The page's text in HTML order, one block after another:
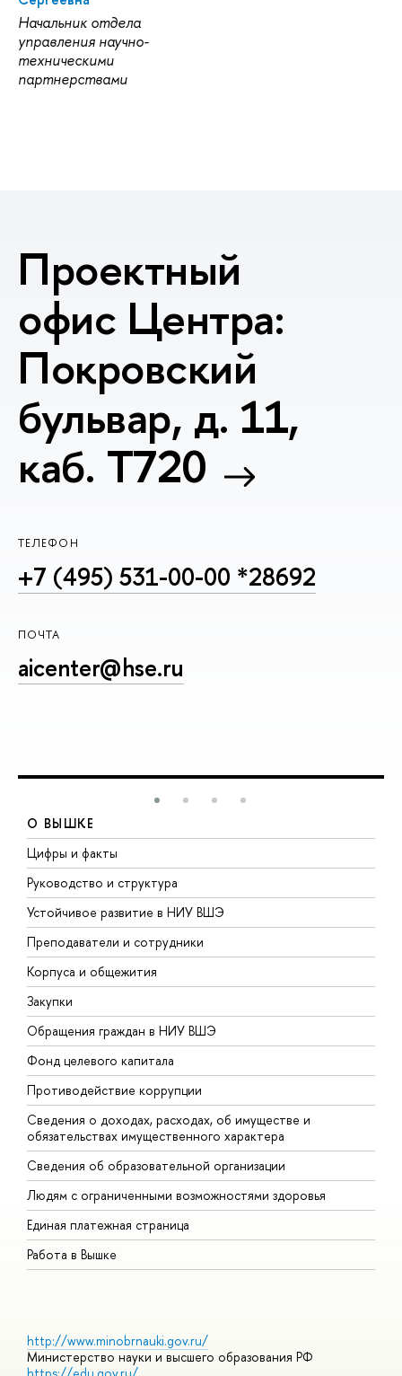
Начальник отдела
управления научно-
техническими
партнерствами
Проектный
офис Центра:
Покровский
бульвар, д. 11,
каб. T720
ТЕЛЕФОН
+7 (495) 531-00-00 *28692
ПОЧТА
aicenter@hse.ru
О ВЫШКЕ
Цифры и факты
Руководство и структура
Устойчивое развитие в НИУ ВШЭ
Преподаватели и сотрудники
Корпуса и общежития
Закупки
Обращения граждан в НИУ ВШЭ
Фонд целевого капитала
Противодействие коррупции
Сведения о доходах, расходах, об имуществе и
обязательствах имущественного характера
Сведения об образовательной организации
Людям с ограниченными возможностями здоровья
Единая платежная страница
Работа в Вышке
http://www.minobrnauki.gov.ru/
Министерство науки и высшего образования РФ